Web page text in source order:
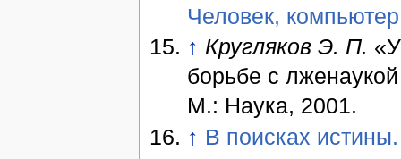
Человек,
↑ Кругляков Э. П.
борьбе с
М.: Наука, 2001.
↑ В поисках